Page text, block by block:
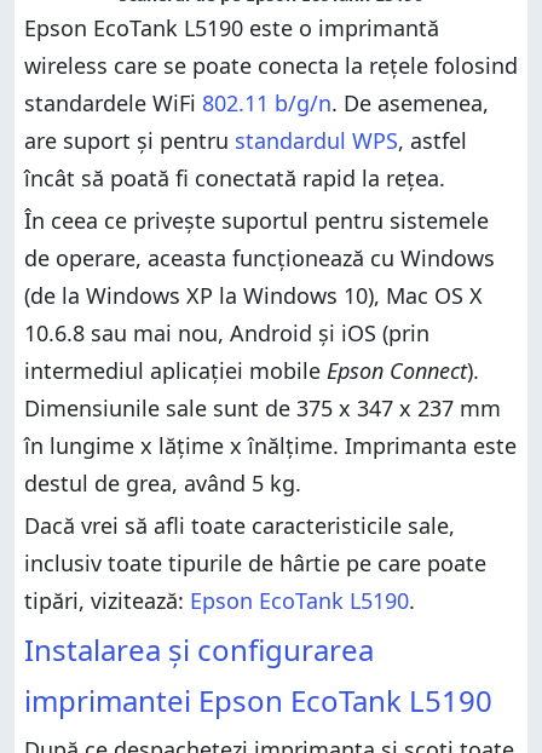
Epson EcoTank L5190 este o imprimantă
wireless care se poate conecta la rețele folosind
standardele WiFi 802.11 b/g/n. De asemenea,
are suport și pentru standardul WPS, astfel
încât să poată fi conectată rapid la rețea.
În ceea ce privește suportul pentru sistemele
de operare, aceasta funcționează cu Windows
(de la Windows XP la Windows 10), Mac OS X
10.6.8 sau mai nou, Android și iOS (prin
intermediul aplicației mobile Epson Connect).
Dimensiunile sale sunt de 375‎ x 347 x 237 mm
în lungime x lățime x înălțime. Imprimanta este
destul de grea, având 5 kg.
Dacă vrei să afli toate caracteristicile sale,
inclusiv toate tipurile de hârtie pe care poate
tipări, vizitează: Epson EcoTank L5190.
Instalarea și configurarea
imprimantei Epson EcoTank L5190